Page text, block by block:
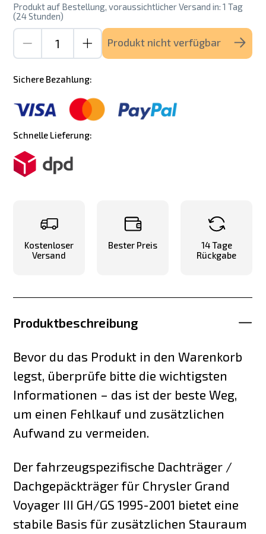
Produkt auf Bestellung, voraussichtlicher Versand in: 1 Tag
(24 Stunden)
Produkt nicht verfügbar
Sichere Bezahlung:
Schnelle Lieferung:
Kostenloser
Versand
Bester Preis
14 Tage
Rückgabe
Produktbeschreibung
Bevor du das Produkt in den Warenkorb
legst, überprüfe bitte die wichtigsten
Informationen – das ist der beste Weg,
um einen Fehlkauf und zusätzlichen
Aufwand zu vermeiden.
Der fahrzeugspezifische Dachträger /
Dachgepäckträger für Chrysler Grand
Voyager III GH/GS 1995-2001 bietet eine
stabile Basis für zusätzlichen Stauraum